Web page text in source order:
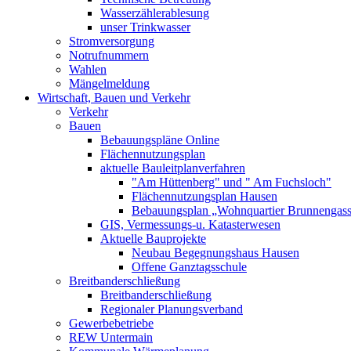
Wasserzählerablesung
unser Trinkwasser
Stromversorgung
Notrufnummern
Wahlen
Mängelmeldung
Wirtschaft, Bauen und Verkehr
Verkehr
Bauen
Bebauungspläne Online
Flächennutzungsplan
aktuelle Bauleitplanverfahren
"Am Hüttenberg" und " Am Fuchsloch"
Flächennutzungsplan Hausen
Bebauungsplan „Wohnquartier
GIS, Vermessungs-u. Katasterwesen
Aktuelle Bauprojekte
Neubau Begegnungshaus Hausen
Offene Ganztagsschule
Breitbanderschließung
Breitbanderschließung
Regionaler Planungsverband
Gewerbebetriebe
REW Untermain